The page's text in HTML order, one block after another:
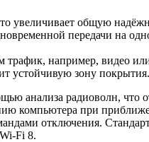
увеличивает общую
передачи на
трафик, например, видео
устойчивую зону покрытия.
анализа радиоволн, что
компьютера при
отключения.
Fi 8.